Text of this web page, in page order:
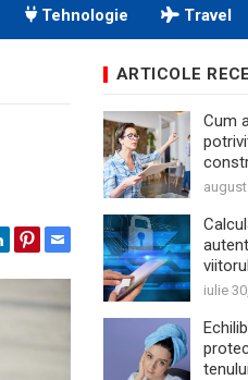
Tehnologie Travel
ARTICOLE
Cum
iulie